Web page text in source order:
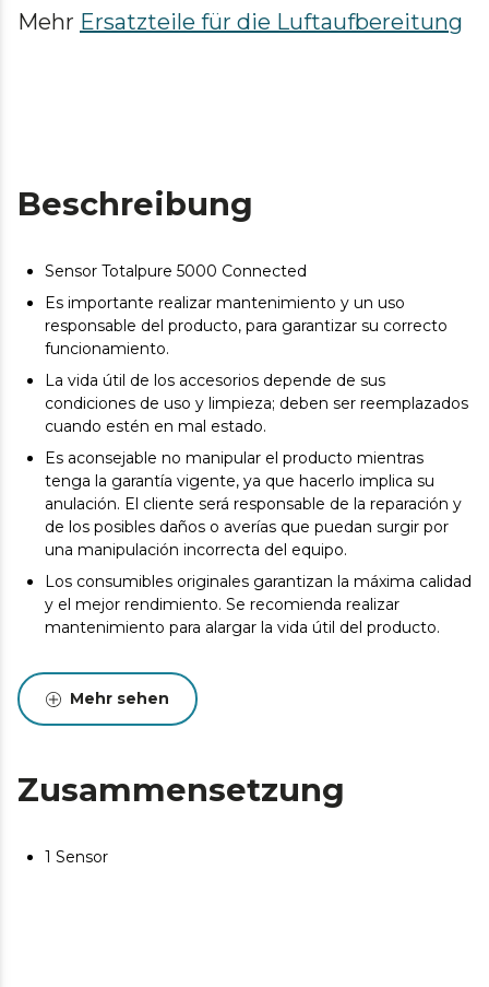
Mehr Ersatzteile für die Luftaufbereitung
Beschreibung
Sensor Totalpure 5000 Connected
Es importante realizar mantenimiento y un uso
responsable del producto, para garantizar su correcto
funcionamiento.
La vida útil de los accesorios depende de sus
condiciones de uso y limpieza; deben ser reemplazados
cuando estén en mal estado.
Es aconsejable no manipular el producto mientras
tenga la garantía vigente, ya que hacerlo implica su
anulación. El cliente será responsable de la reparación y
de los posibles daños o averías que puedan surgir por
una manipulación incorrecta del equipo.
Los consumibles originales garantizan la máxima calidad
y el mejor rendimiento. Se recomienda realizar
mantenimiento para alargar la vida útil del producto.
Mehr sehen
Zusammensetzung
1 Sensor